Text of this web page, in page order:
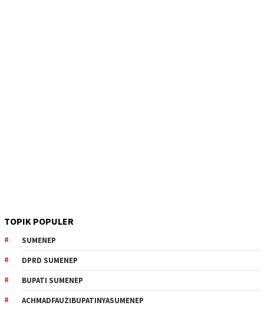
TOPIK POPULER
SUMENEP
DPRD SUMENEP
BUPATI SUMENEP
ACHMADFAUZIBUPATINYASUMENEP